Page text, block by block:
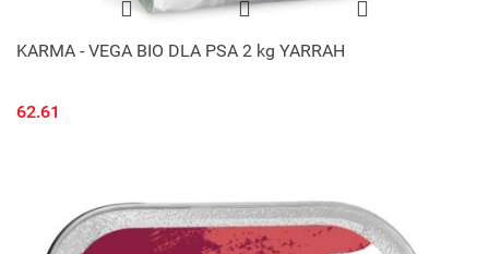
KARMA - VEGA BIO DLA PSA 2 kg YARRAH
62.61